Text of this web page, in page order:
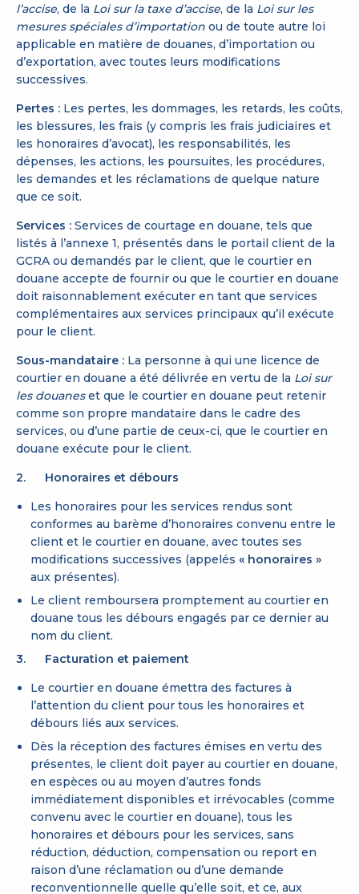
l’accise, de la Loi sur la taxe d’accise, de la Loi sur les
mesures spéciales d’importation ou de toute autre loi
applicable en matière de douanes, d’importation ou
d’exportation, avec toutes leurs modifications
successives.
Pertes : Les pertes, les dommages, les retards, les coûts,
les blessures, les frais (y compris les frais judiciaires et
les honoraires d’avocat), les responsabilités, les
dépenses, les actions, les poursuites, les procédures,
les demandes et les réclamations de quelque nature
que ce soit.
Services : Services de courtage en douane, tels que
listés à l’annexe 1, présentés dans le portail client de la
GCRA ou demandés par le client, que le courtier en
douane accepte de fournir ou que le courtier en douane
doit raisonnablement exécuter en tant que services
complémentaires aux services principaux qu’il exécute
pour le client.
Sous-mandataire : La personne à qui une licence de
courtier en douane a été délivrée en vertu de la Loi sur
les douaneset que le courtier en douane peut retenir
comme son propre mandataire dans le cadre des
services, ou d’une partie de ceux-ci, que le courtier en
douane exécute pour le client.
2. Honoraires et débours
Les honoraires pour les services rendus sont
conformes au barème d’honoraires convenu entre le
client et le courtier en douane, avec toutes ses
modifications successives (appelés « honoraires »
aux présentes).
Le client remboursera promptement au courtier en
douane tous les débours engagés par ce dernier au
nom du client.
3. Facturation et paiement
Le courtier en douane émettra des factures à
l’attention du client pour tous les honoraires et
débours liés aux services.
Dès la réception des factures émises en vertu des
présentes, le client doit payer au courtier en douane,
en espèces ou au moyen d’autres fonds
immédiatement disponibles et irrévocables (comme
convenu avec le courtier en douane), tous les
honoraires et débours pour les services, sans
réduction, déduction, compensation ou report en
raison d’une réclamation ou d’une demande
reconventionnelle quelle qu’elle soit, et ce, aux